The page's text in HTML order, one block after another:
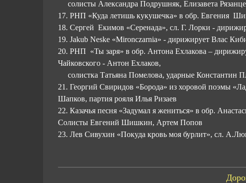
солисты Александра Подрушняк, Елизавета
17. РНП «Куда летишь кукушечка» в обр. Евгения
18. Сергей Екимов «Серенада», сл. Г. Лорки -
19. Jakub Neske «Mironczarnia» - дирижирует Влас
20. РНП «Ты заря» в обр. Антона Ехлакова –
Чайковского - Антон Ехлаков,
солистка Татьяна Помелова, ударные Константин
21. Георгий Свиридов «Борода» из хоровой поэмы
Шапков, партия рояля Илья Ризаев
22. Казачья песня «Задумал я жениться» в обр.
Солисты Евгений Шишкин, Артем Попов
23. Лев Сивухин «Покуда кровь моя бурлит», сл.